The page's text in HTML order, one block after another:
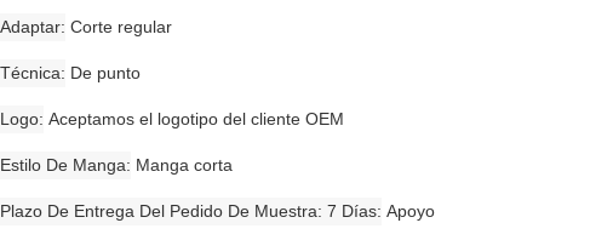
Adaptar Corte regular
Técnica De punto
Logo Aceptamos el logotipo del cliente OEM
Estilo De Manga Manga corta
Plazo De Entrega Del Pedido De Muestra: 7 Días Apoyo